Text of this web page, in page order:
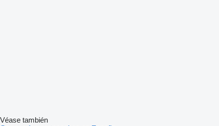
Véase también